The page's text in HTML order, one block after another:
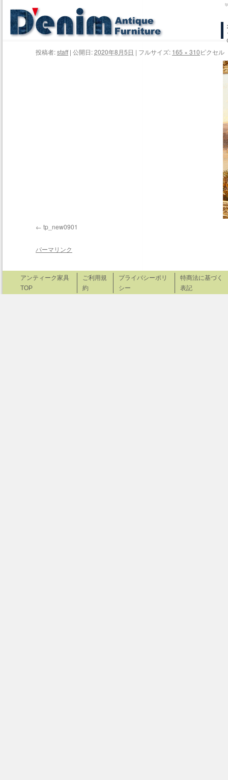
テ
投稿者:staff | 公開日:2020年8月5日 | フルサイズ: 165 × 310ピクセル
tp_new0901
パーマリンク
アンティーク家具
TOP
ご利用規
約
プライバシーポリ
シー
特商法に基づく
表記